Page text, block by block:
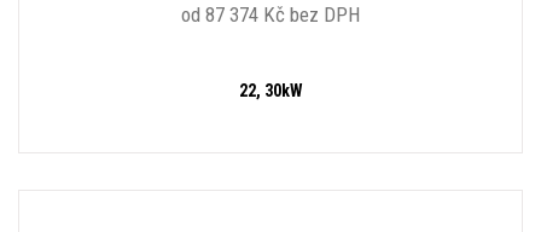
od 87 374 Kč bez DPH
22, 30kW